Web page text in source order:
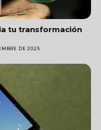
tu transformación
DE 2025